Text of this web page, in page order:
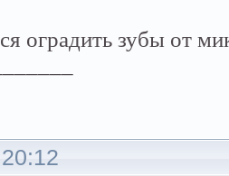
оградить зубы от